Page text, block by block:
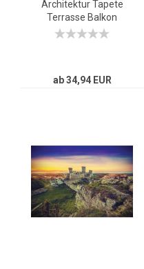
Architektur Tapete
Terrasse Balkon
Steinwand Strand
ab 34,94 EUR